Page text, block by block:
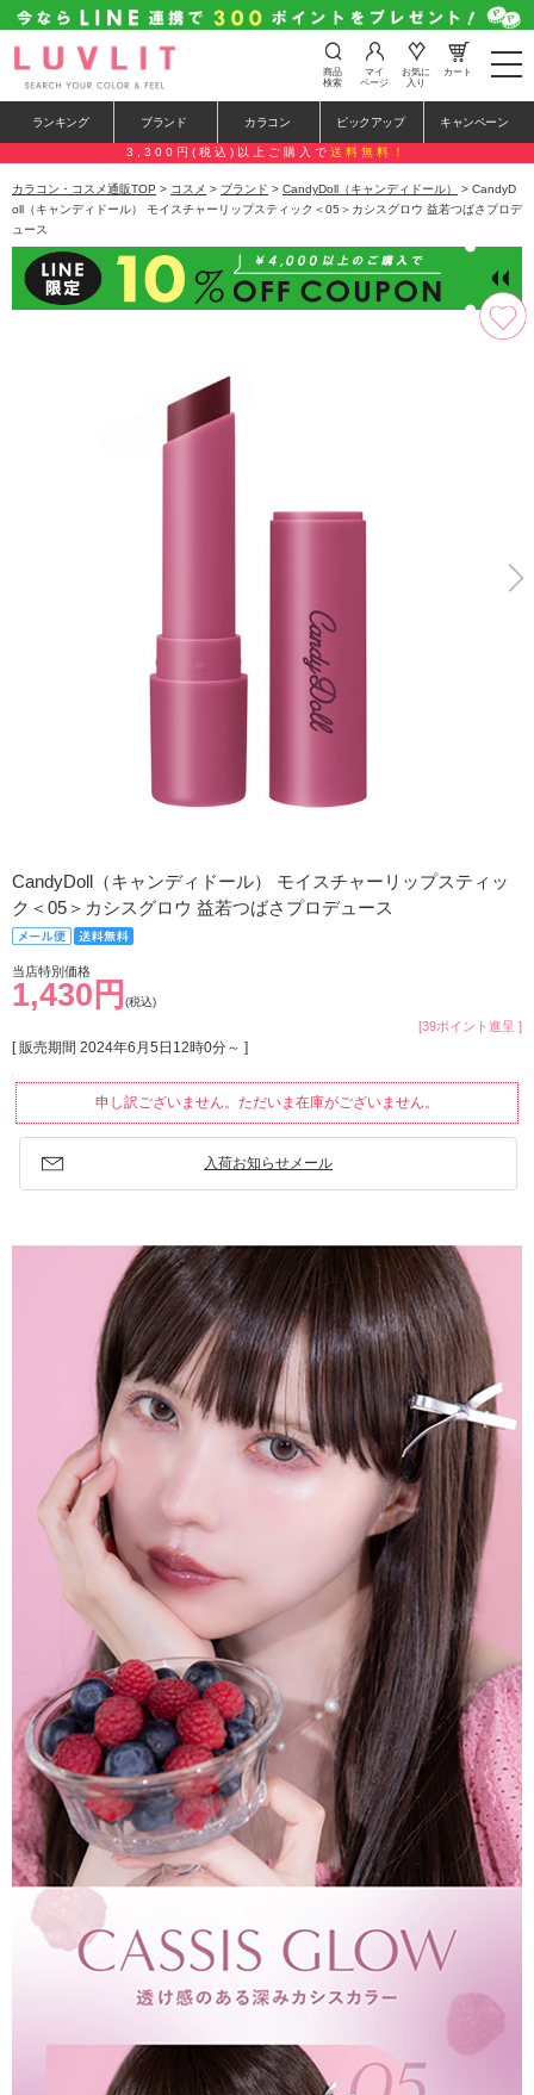
t
o
e
n
a
v
t
i
o
n
商品
検索
マイ
ページ
お気に
入り
カート
ランキング ブランド カラコン ピックアップ キャンペーン
3,300円(税込)以上ご購入で 送料無料！
カラコン・コスメ通販TOP > コスメ > ブランド > CandyDoll（キャンディドール）
> CandyD
oll（キャンディドール） モイスチャーリップスティック＜05＞カシスグロウ 益若つばさプロデ
ュース
CandyDoll（キャンディドール） モイスチャーリップスティッ
ク＜05＞カシスグロウ 益若つばさプロデュース
当店特別価格
1,430円 (税込)
[39ポイント進呈 ]
[ 販売期間 2024年6月5日12時0分～ ]
申し訳ございません。ただいま在庫がございません。
入荷お知らせメール